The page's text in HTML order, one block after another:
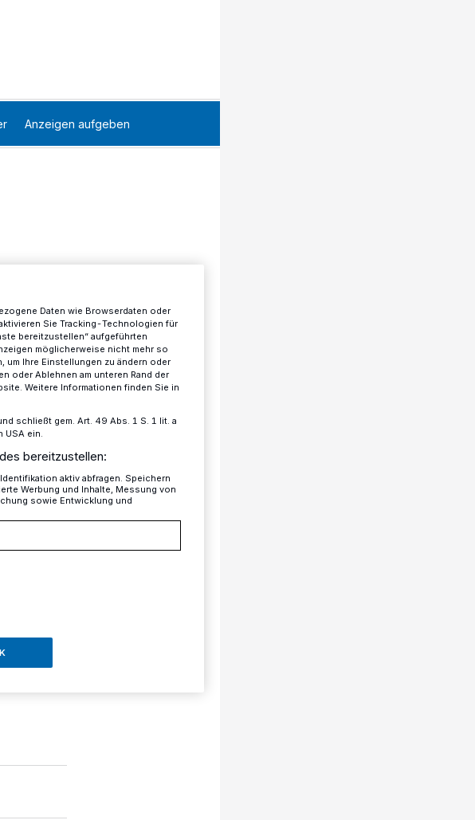
Anzeigen aufgeben
Daten wie Browserdaten oder
Sie Tracking-Technologien für
bereitzustellen“ aufgeführten
möglicherweise nicht mehr so
um Ihre Einstellungen zu ändern oder
oder Ablehnen am unteren Rand der
Weitere Informationen finden Sie in
schließt gem. Art. 49 Abs. 1 S. 1 lit. a
USA ein.
bereitzustellen:
aktiv abfragen. Speichern
Werbung und Inhalte, Messung von
sowie Entwicklung und